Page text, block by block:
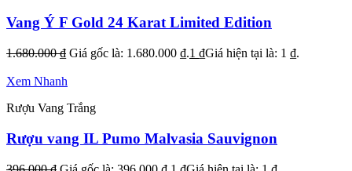
Vang Ý F Gold 24 Karat Limited Edition
1.680.000₫ Giá gốc là: 1.680.000 ₫.1 ₫Giá hiện tại là: 1 ₫.
Xem Nhanh
Rượu Vang Trắng
Rượu vang IL Pumo Malvasia Sauvignon